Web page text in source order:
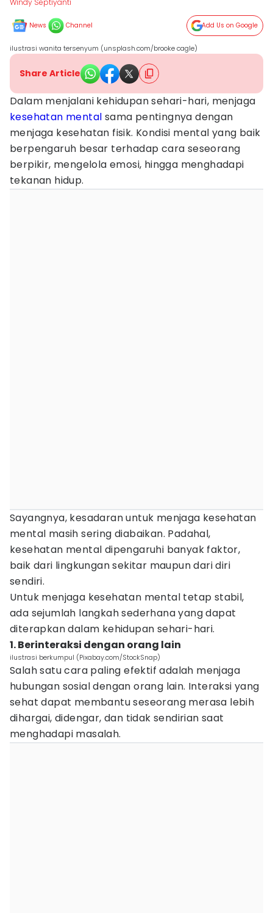
Windy Septiyanti
News Channel Add Us on Google
ilustrasi wanita tersenyum (unsplash.com/brooke cagle)
Share Article
Dalam menjalani kehidupan sehari-hari, menjaga
kesehatan mental sama pentingnya dengan
menjaga kesehatan fisik. Kondisi mental yang baik
berpengaruh besar terhadap cara seseorang
berpikir, mengelola emosi, hingga menghadapi
tekanan hidup.
Sayangnya, kesadaran untuk menjaga kesehatan
mental masih sering diabaikan. Padahal,
kesehatan mental dipengaruhi banyak faktor,
baik dari lingkungan sekitar maupun dari diri
sendiri.
Untuk menjaga kesehatan mental tetap stabil,
ada sejumlah langkah sederhana yang dapat
diterapkan dalam kehidupan sehari-hari.
1. Berinteraksi dengan orang lain
ilustrasi berkumpul (Pixabay.com/StockSnap)
Salah satu cara paling efektif adalah menjaga
hubungan sosial dengan orang lain. Interaksi yang
sehat dapat membantu seseorang merasa lebih
dihargai, didengar, dan tidak sendirian saat
menghadapi masalah.